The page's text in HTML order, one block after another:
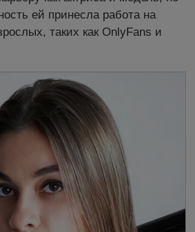
ей принесла работа на
таких как OnlyFans и